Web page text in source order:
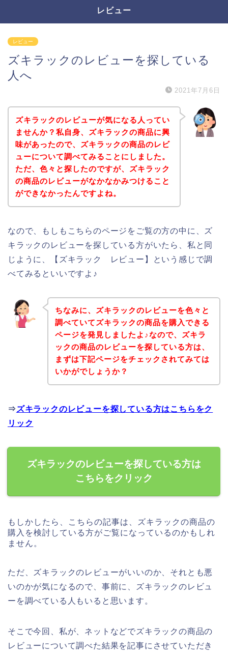
レビュー
レビュー
ズキラックのレビューを探している
人へ
2021年7月6日
ズキラックのレビューが気になる人ってい
ませんか？私自身、ズキラックの商品に興
味があったので、ズキラックの商品のレビ
ューについて調べてみることにしました。
ただ、色々と探したのですが、ズキラック
の商品のレビューがなかなかみつけること
ができなかったんですよね。
なので、もしもこちらのページをご覧の方の中に、ズ
キラックのレビューを探している方がいたら、私と同
じように、【ズキラック レビュー】という感じで調
べてみるといいですよ♪
ちなみに、ズキラックのレビューを色々と
調べていてズキラックの商品を購入できる
ページを発見しましたよ♪なので、ズキラ
ックの商品のレビューを探している方は、
まずは下記ページをチェックされてみては
いかがでしょうか？
⇒ ズキラックのレビューを探している方はこちらをク
リック
ズキラックのレビューを探している方は
こちらをクリック
もしかしたら、こちらの記事は、ズキラックの商品の
購入を検討している方がご覧になっているのかもしれ
ません。
ただ、ズキラックのレビューがいいのか、それとも悪
いのかが気になるので、事前に、ズキラックのレビュ
ーを調べている人もいると思います。
そこで今回、私が、ネットなどでズキラックの商品の
レビューについて調べた結果を記事にさせていただき